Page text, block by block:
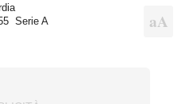
Serie A